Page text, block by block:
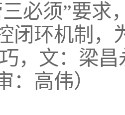
必须”要求
闭环机制，
，文：梁
：高伟）